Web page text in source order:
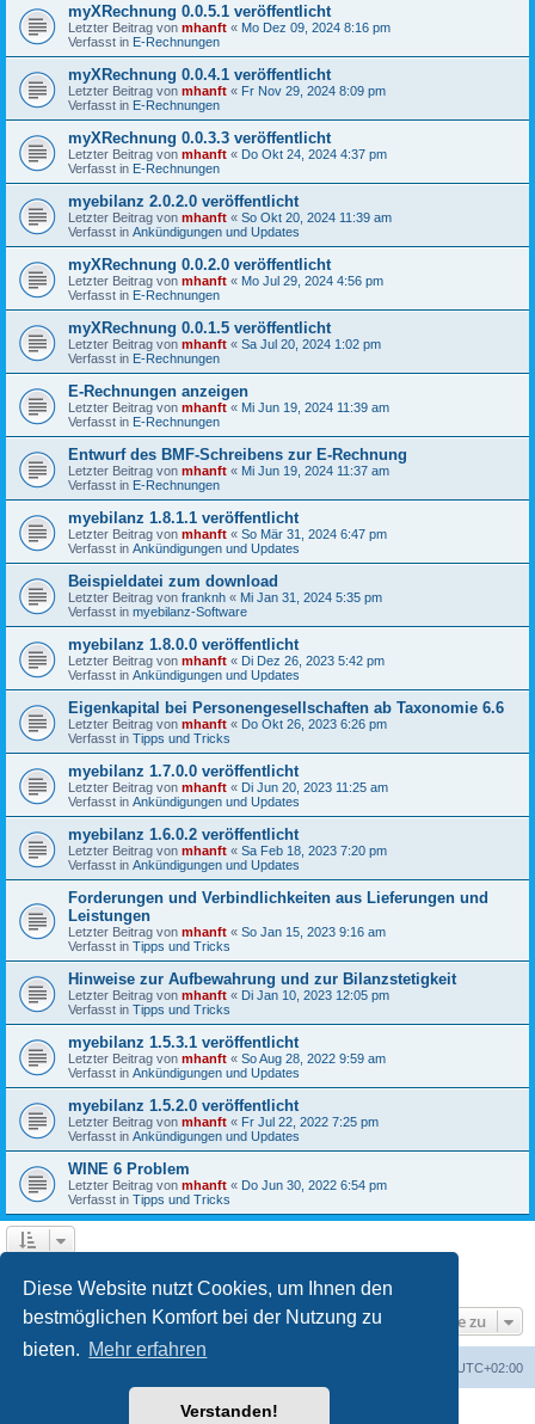
Diese Website nutzt Cookies, um Ihnen den
bestmöglichen Komfort bei der Nutzung zu
bieten. Mehr erfahren
Verstanden!
myXRechnung 0.0.5.1 veröffentlicht
Letzter Beitrag von mhanft « Mo Dez 09, 2024 8:16 pm
Verfasst in E-Rechnungen
myXRechnung 0.0.4.1 veröffentlicht
Letzter Beitrag von mhanft « Fr Nov 29, 2024 8:09 pm
Verfasst in E-Rechnungen
myXRechnung 0.0.3.3 veröffentlicht
Letzter Beitrag von mhanft « Do Okt 24, 2024 4:37 pm
Verfasst in E-Rechnungen
myebilanz 2.0.2.0 veröffentlicht
Letzter Beitrag von mhanft « So Okt 20, 2024 11:39 am
Verfasst in Ankündigungen und Updates
myXRechnung 0.0.2.0 veröffentlicht
Letzter Beitrag von mhanft « Mo Jul 29, 2024 4:56 pm
Verfasst in E-Rechnungen
myXRechnung 0.0.1.5 veröffentlicht
Letzter Beitrag von mhanft « Sa Jul 20, 2024 1:02 pm
Verfasst in E-Rechnungen
E-Rechnungen anzeigen
Letzter Beitrag von mhanft « Mi Jun 19, 2024 11:39 am
Verfasst in E-Rechnungen
Entwurf des BMF-Schreibens zur E-Rechnung
Letzter Beitrag von mhanft « Mi Jun 19, 2024 11:37 am
Verfasst in E-Rechnungen
myebilanz 1.8.1.1 veröffentlicht
Letzter Beitrag von mhanft « So Mär 31, 2024 6:47 pm
Verfasst in Ankündigungen und Updates
Beispieldatei zum download
Letzter Beitrag von franknh « Mi Jan 31, 2024 5:35 pm
Verfasst in myebilanz-Software
myebilanz 1.8.0.0 veröffentlicht
Letzter Beitrag von mhanft « Di Dez 26, 2023 5:42 pm
Verfasst in Ankündigungen und Updates
Eigenkapital bei Personengesellschaften ab Taxonomie 6.6
Letzter Beitrag von mhanft « Do Okt 26, 2023 6:26 pm
Verfasst in Tipps und Tricks
myebilanz 1.7.0.0 veröffentlicht
Letzter Beitrag von mhanft « Di Jun 20, 2023 11:25 am
Verfasst in Ankündigungen und Updates
myebilanz 1.6.0.2 veröffentlicht
Letzter Beitrag von mhanft « Sa Feb 18, 2023 7:20 pm
Verfasst in Ankündigungen und Updates
Forderungen und Verbindlichkeiten aus Lieferungen und
Leistungen
Letzter Beitrag von mhanft « So Jan 15, 2023 9:16 am
Verfasst in Tipps und Tricks
Hinweise zur Aufbewahrung und zur Bilanzstetigkeit
Letzter Beitrag von mhanft « Di Jan 10, 2023 12:05 pm
Verfasst in Tipps und Tricks
myebilanz 1.5.3.1 veröffentlicht
Letzter Beitrag von mhanft « So Aug 28, 2022 9:59 am
Verfasst in Ankündigungen und Updates
myebilanz 1.5.2.0 veröffentlicht
Letzter Beitrag von mhanft « Fr Jul 22, 2022 7:25 pm
Verfasst in Ankündigungen und Updates
WINE 6 Problem
Letzter Beitrag von mhanft « Do Jun 30, 2022 6:54 pm
Verfasst in Tipps und Tricks
Gehe zu
UTC+02:00
Powered byphpBB® Forum Software © phpBB Limited